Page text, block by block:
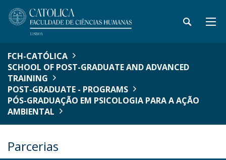
FCH-CATÓLICA
SCHOOL OF POST-GRADUATE AND ADVANCED
TRAINING
POST-GRADUATE - PROGRAMS
PÓS-GRADUAÇÃO EM PSICOLOGIA PARA A AÇÃO
AMBIENTAL
Parcerias